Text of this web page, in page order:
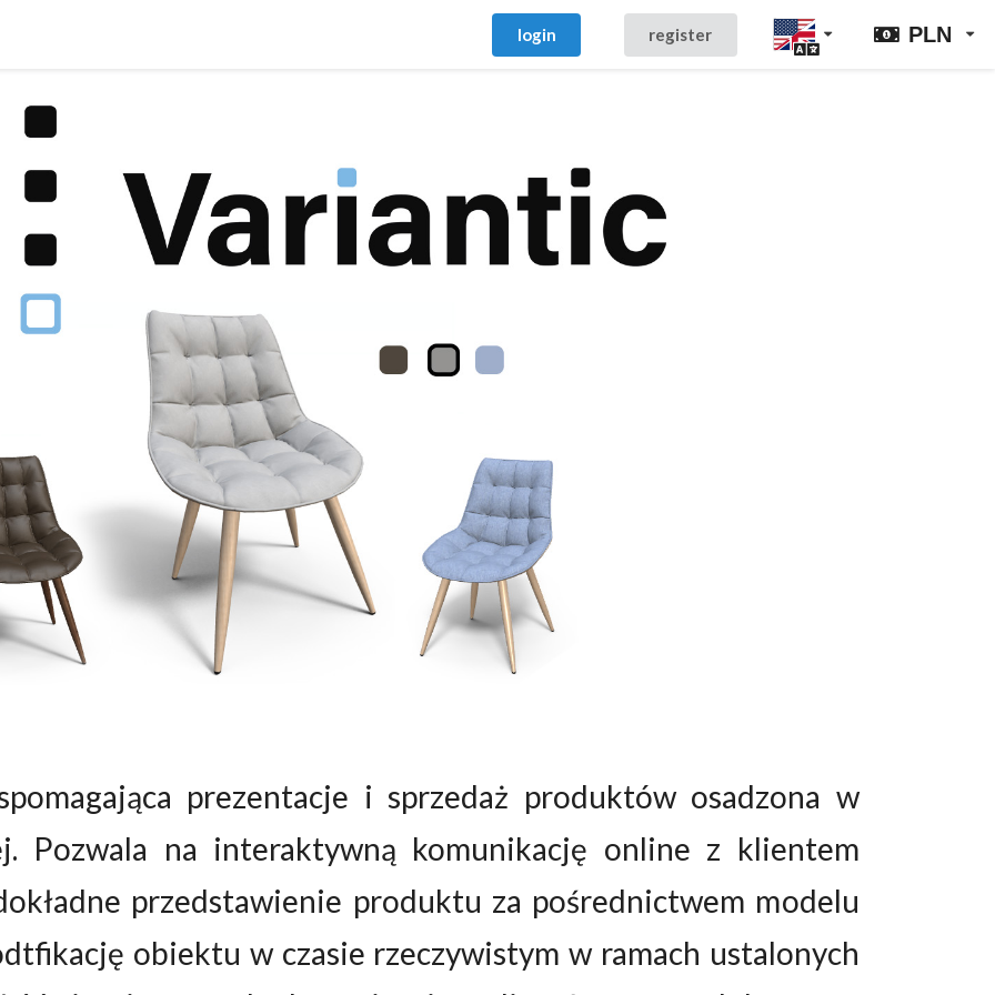
login register PLN
prezentacje i sprzedaż produktów osadzona w
Pozwala na interaktywną komunikację online z klientem
przedstawienie produktu za pośrednictwem modelu
obiektu w czasie rzeczywistym w ramach ustalonych